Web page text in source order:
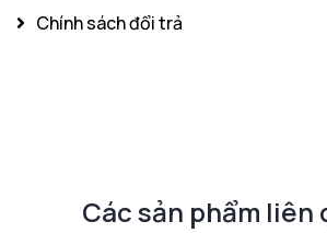
Chính sách đổi trả
Các sản phẩm liên